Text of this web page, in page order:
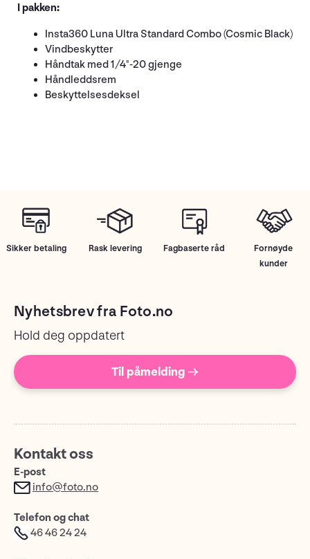
I pakken:
Insta360 Luna Ultra Standard Combo (Cosmic Black)
Vindbeskytter
Håndtak med 1/4"-20 gjenge
Håndleddsrem
Beskyttelsesdeksel
Sikker betaling Rask levering Fagbaserte råd
Fornøyde
kunder
Nyhetsbrev fra Foto.no
Hold deg oppdatert
Til påmelding →
Kontakt oss
E-post
info@foto.no
Telefon og chat
46 46 24 24